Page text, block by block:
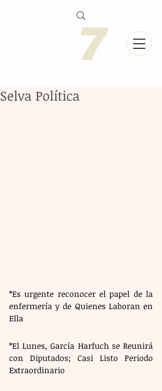
Selva Política
*Es urgente reconocer el papel de la
enfermería y de Quienes Laboran en
Ella
*El Lunes, García Harfuch se Reunirá
con Diputados; Casi Listo Periodo
Extraordinario